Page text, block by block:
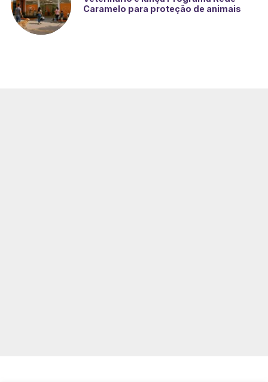
Caramelo para proteção de animais